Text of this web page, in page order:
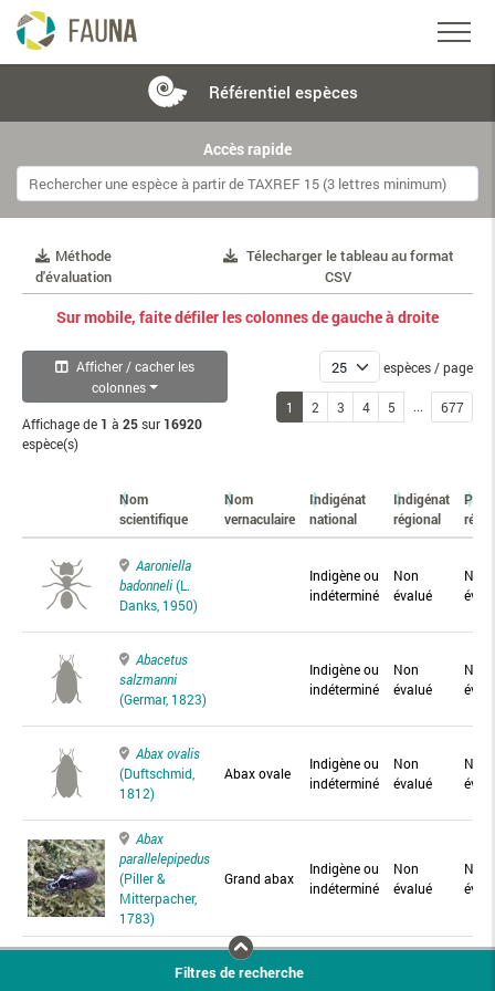
Référentiel espèces
Accès rapide
Méthode
d'évaluation
Télecharger le tableau au format
CSV
Sur mobile, faite défiler les colonnes de gauche à droite
Afficher / cacher les
colonnes
Affichage de 1 à 25sur 16920
espèce(s)
espèces / page
1 2 3 4 5 ... 677
Nom
scientifique
Nom
vernaculaire
Indigénat
national
Indigénat
régional
Aaroniella
badonneli(L.
Danks, 1950)
Indigène ou
indéterminé
Non
évalué
Non
Abacetus
salzmanni
(Germar, 1823)
Indigène ou
indéterminé
Non
évalué
Non
Abax ovalis
(Duftschmid,
1812)
Abax ovale
Indigène ou
indéterminé
Non
évalué
Non
Abax
parallelepipedus
(Piller &
Mitterpacher,
1783)
Grand abax
Indigène ou
indéterminé
Non
évalué
Non
Abax
Abax
Filtres de recherche